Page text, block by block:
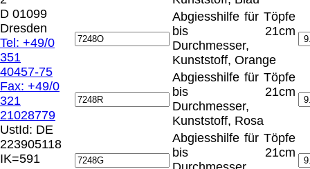
D 01099
Dresden
Tel: +49/0
351
40457-75
Fax: +49/0
321
21028779
UstId: DE
223905118
IK=591
Abgiesshilfe für Töpfe
bis 21cm
Durchmesser,
Kunststoff, Orange
Abgiesshilfe für Töpfe
bis 21cm
Durchmesser,
Kunststoff, Rosa
Abgiesshilfe für Töpfe
bis 21cm
Mit einem Urteil vom 12.05.1998 - 312 O
85/98 - Haftung für Links hat das Landgericht
Hamburg entschieden, dass man durch die
Anbringung eines Links, die Inhalte der
gelinkten Seite ggf. mit zu verantworten hat.
Dieses kann nur dadurch verhindert werden,
dass man sich ausdrücklich von diesen
Inhalten distanziert. Hiermit distanzieren wir
uns ausdrücklich von allen Inhalten, aller
gelinkten Seiten auf unserer Homepage und